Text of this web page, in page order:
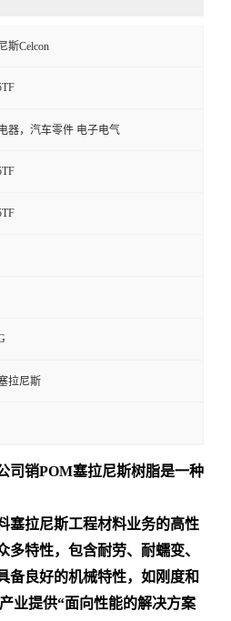
斯Celcon
器，汽车零件 电子电气
拉尼斯
司销POM塞拉尼斯树脂是一种
塞拉尼斯工程材料业务的高性
多特性，包含耐劳、耐蠕变、
备良好的机械特性，如刚度和
业提供“面向性能的解决方案